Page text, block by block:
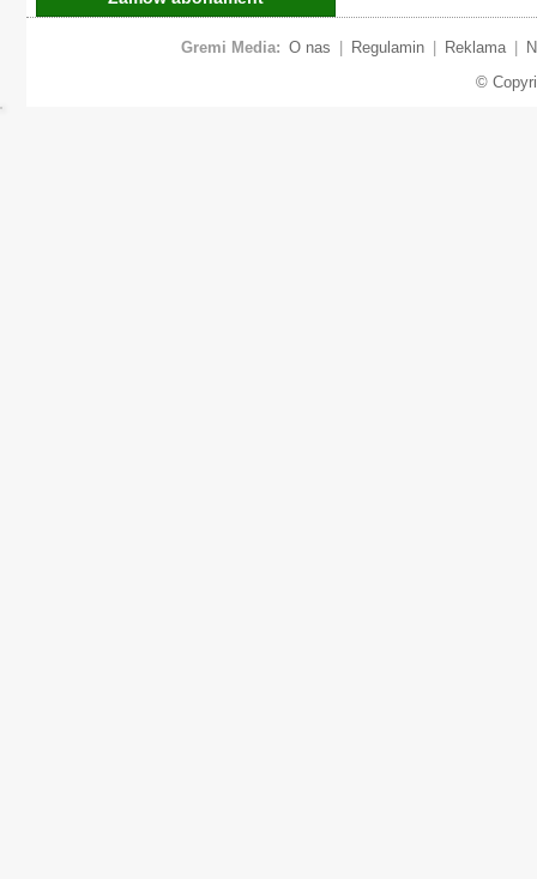
Gremi Media: O nas Regulamin Reklama
©